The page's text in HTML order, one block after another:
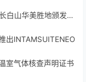
（长白山园区）TÜV莱茵为长白山华美胜地颁发净零碳园区认证证书
出INTAMSUITENEO
室气体核查声明证书